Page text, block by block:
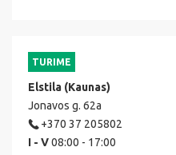
TURIME
Elstila (Kaunas)
Jonavos g. 62a
+370 37 205802
I - V08:00 - 17:00